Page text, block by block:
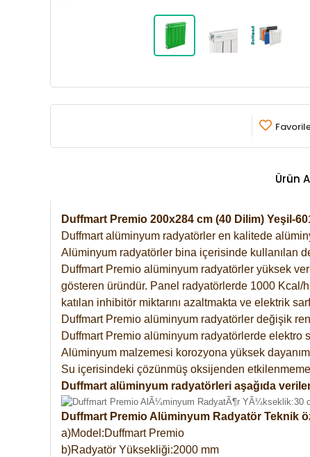
Ürün
Duffmart Premio 200x284 cm (40 Dilim) Yeşil-
Duffmart alüminyum radyatörler en kalitede
Alüminyum radyatörler bina içerisinde kullanılan
Duffmart Premio alüminyum radyatörler yüksek
gösteren üründür. Panel radyatörlerde 1000 Kcal/h
katılan inhibitör miktarını azaltmakta ve elektrik
Duffmart Premio alüminyum radyatörler değişik
Duffmart Premio alüminyum radyatörlerde elektro
Alüminyum malzemesi korozyona yüksek
Su içerisindeki çözünmüş oksijenden
Duffmart alüminyum radyatörleri aşağıda
Duffmart Premio Alüminyum Radyatör Teknik
a)Model:Duffmart Premio
b)Radyatör Yüksekliği:2000 mm